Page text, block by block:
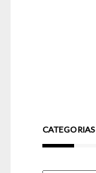
CATEGORIAS